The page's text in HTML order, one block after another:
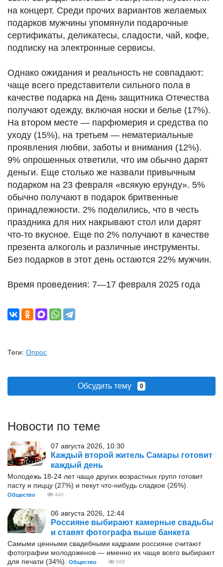
на концерт. Среди прочих вариантов желаемых
подарков мужчины упомянули подарочные
сертификаты, деликатесы, сладости, чай, кофе,
подписку на электронные сервисы.
Однако ожидания и реальность не совпадают:
чаще всего представители сильного пола в
качестве подарка на День защитника Отечества
получают одежду, включая носки и белье (17%).
На втором месте — парфюмерия и средства по
уходу (15%), на третьем — нематериальные
проявления любви, заботы и внимания (12%).
9% опрошенных ответили, что им обычно дарят
деньги. Еще столько же назвали привычным
подарком на 23 февраля «всякую ерунду». 5%
обычно получают в подарок бритвенные
принадлежности. 2% поделились, что в честь
праздника для них накрывают стол или дарят
что-то вкусное. Еще по 2% получают в качестве
презента алкоголь и различные инструменты.
Без подарков в этот день остаются 22% мужчин.
Время проведения: 7—17 февраля 2025 года
Теги: Опрос
Обсудить тему 0
Новости по теме
07 августа 2026, 10:30
Каждый второй житель Самары готовит
каждый день
Молодежь 18-24 лет чаще других возрастных групп готовит
пасту и пиццу (27%) и пекут что-нибудь сладкое (26%).
Общество 440
06 августа 2026, 12:44
Россияне выбирают камерные свадьбы
и ставят фотографа выше банкета
Самыми ценными свадебными кадрами россияне считают
фотографии молодоженов — именно их чаще всего выбирают
для печати (34%).
Общество 568